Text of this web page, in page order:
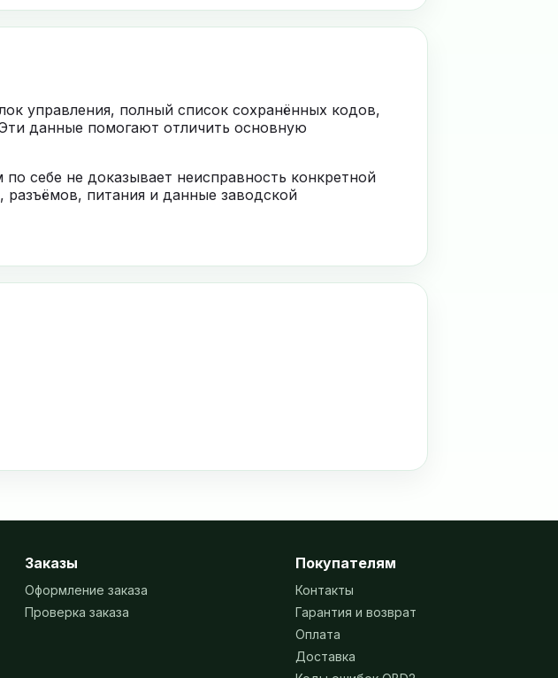
управления, полный список сохранённых кодов,
данные помогают отличить основную
себе не доказывает неисправность конкретной
питания и данные заводской
Заказы
Оформление заказа
Проверка заказа
Покупателям
Контакты
Гарантия и возврат
Оплата
Доставка